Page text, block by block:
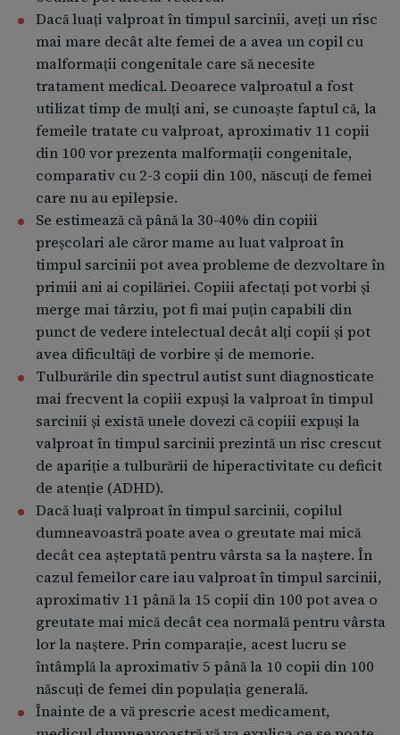
Dacă luați valproat în timpul sarcinii, aveți un risc
mai mare decât alte femei de a avea un copil cu
malformații congenitale care să necesite
tratament medical. Deoarece valproatul a fost
utilizat timp de mulți ani, se cunoaște faptul că, la
femeile tratate cu valproat, aproximativ 11 copii
din 100 vor prezenta malformații congenitale,
comparativ cu 2-3 copii din 100, născuți de femei
care nu au epilepsie.
Se estimează că până la 30-40% din copiii
preșcolari ale căror mame au luat valproat în
timpul sarcinii pot avea probleme de dezvoltare în
primii ani ai copilăriei. Copiii afectați pot vorbi și
merge mai târziu, pot fi mai puțin capabili din
punct de vedere intelectual decât alți copii și pot
avea dificultăți de vorbire și de memorie.
Tulburările din spectrul autist sunt diagnosticate
mai frecvent la copiii expuși la valproat în timpul
sarcinii și există unele dovezi că copiii expuși la
valproat în timpul sarcinii prezintă un risc crescut
de apariție a tulburării de hiperactivitate cu deficit
de atenție (ADHD).
Dacă luați valproat în timpul sarcinii, copilul
dumneavoastră poate avea o greutate mai mică
decât cea așteptată pentru vârsta sa la naștere. În
cazul femeilor care iau valproat în timpul sarcinii,
aproximativ 11 până la 15 copii din 100 pot avea o
greutate mai mică decât cea normală pentru vârsta
lor la naștere. Prin comparație, acest lucru se
întâmplă la aproximativ 5 până la 10 copii din 100
născuți de femei din populația generală.
Înainte de a vă prescrie acest medicament,